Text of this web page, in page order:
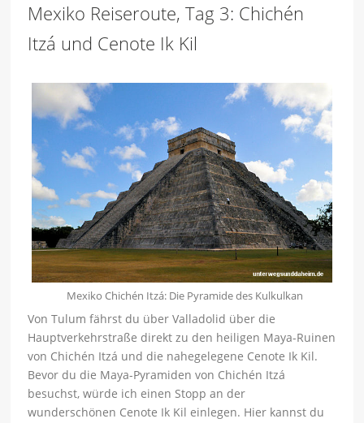
Mexiko Reiseroute, Tag 3: Chichén
Itzá und Cenote Ik Kil
Mexiko Chichén Itzá: Die Pyramide des Kulkulkan
Von Tulum fährst du über Valladolid über die
Hauptverkehrstraße direkt zu den heiligen Maya-Ruinen
von Chichén Itzá und die nahegelegene Cenote Ik Kil.
Bevor du die Maya-Pyramiden von Chichén Itzá
besuchst, würde ich einen Stopp an der
wunderschönen Cenote Ik Kil einlegen. Hier kannst du